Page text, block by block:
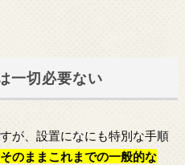
一切必要ない
が、設置になにも特別な手順
のままこれまでの一般的な